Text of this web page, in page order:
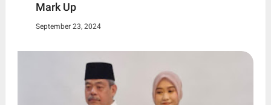
Mark Up
September 23, 2024